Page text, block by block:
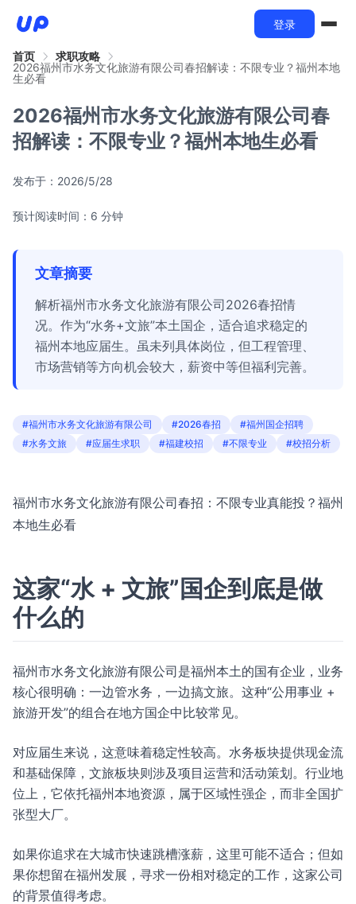
登录
首页
求职攻略
2026福州市水务文化旅游有限公司春招解读：不限专业？福州本地
生必看
2026福州市水务文化旅游有限公司春
招解读：不限专业？福州本地生必看
发布于： 2026/5/28
预计阅读时间：6 分钟
文章摘要
解析福州市水务文化旅游有限公司2026春招情
况。作为“水务+文旅”本土国企，适合追求稳定的
福州本地应届生。虽未列具体岗位，但工程管理、
市场营销等方向机会较大，薪资中等但福利完善。
#福州市水务文化旅游有限公司 #2026春招
#福州国企招聘
#水务文旅
#应届生求职 #福建校招 #不限专业 #校招分析
福州市水务文化旅游有限公司春招：不限专业真能投？福州
本地生必看
这家“水 + 文旅”国企到底是做
什么的
福州市水务文化旅游有限公司是福州本土的国有企业，业务
核心很明确：一边管水务，一边搞文旅。这种“公用事业 +
旅游开发”的组合在地方国企中比较常见。
对应届生来说，这意味着稳定性较高。水务板块提供现金流
和基础保障，文旅板块则涉及项目运营和活动策划。行业地
位上，它依托福州本地资源，属于区域性强企，而非全国扩
张型大厂。
如果你追求在大城市快速跳槽涨薪，这里可能不适合；但如
果你想留在福州发展，寻求一份相对稳定的工作，这家公司
的背景值得考虑。